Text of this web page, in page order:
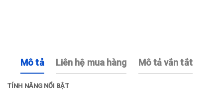
Mô tả Liên hệ mua hàng Mô tả vắn tắt
TÍNH NĂNG NỔI BẬT